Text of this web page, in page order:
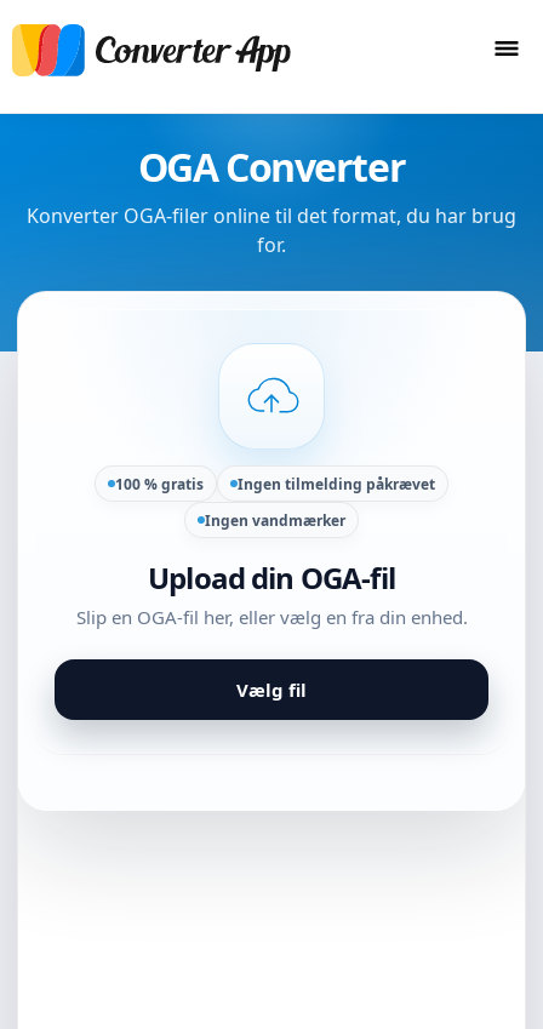
OGA Converter
Konverter OGA-filer online til det format, du har brug
for.
100 % gratis
Ingen tilmelding påkrævet
Ingen vandmærker
Upload din OGA-fil
Slip en OGA-fil her, eller vælg en fra din enhed.
Vælg fil